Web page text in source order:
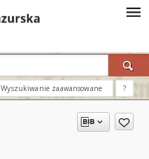
Wyszukiwanie zaawansowane ?